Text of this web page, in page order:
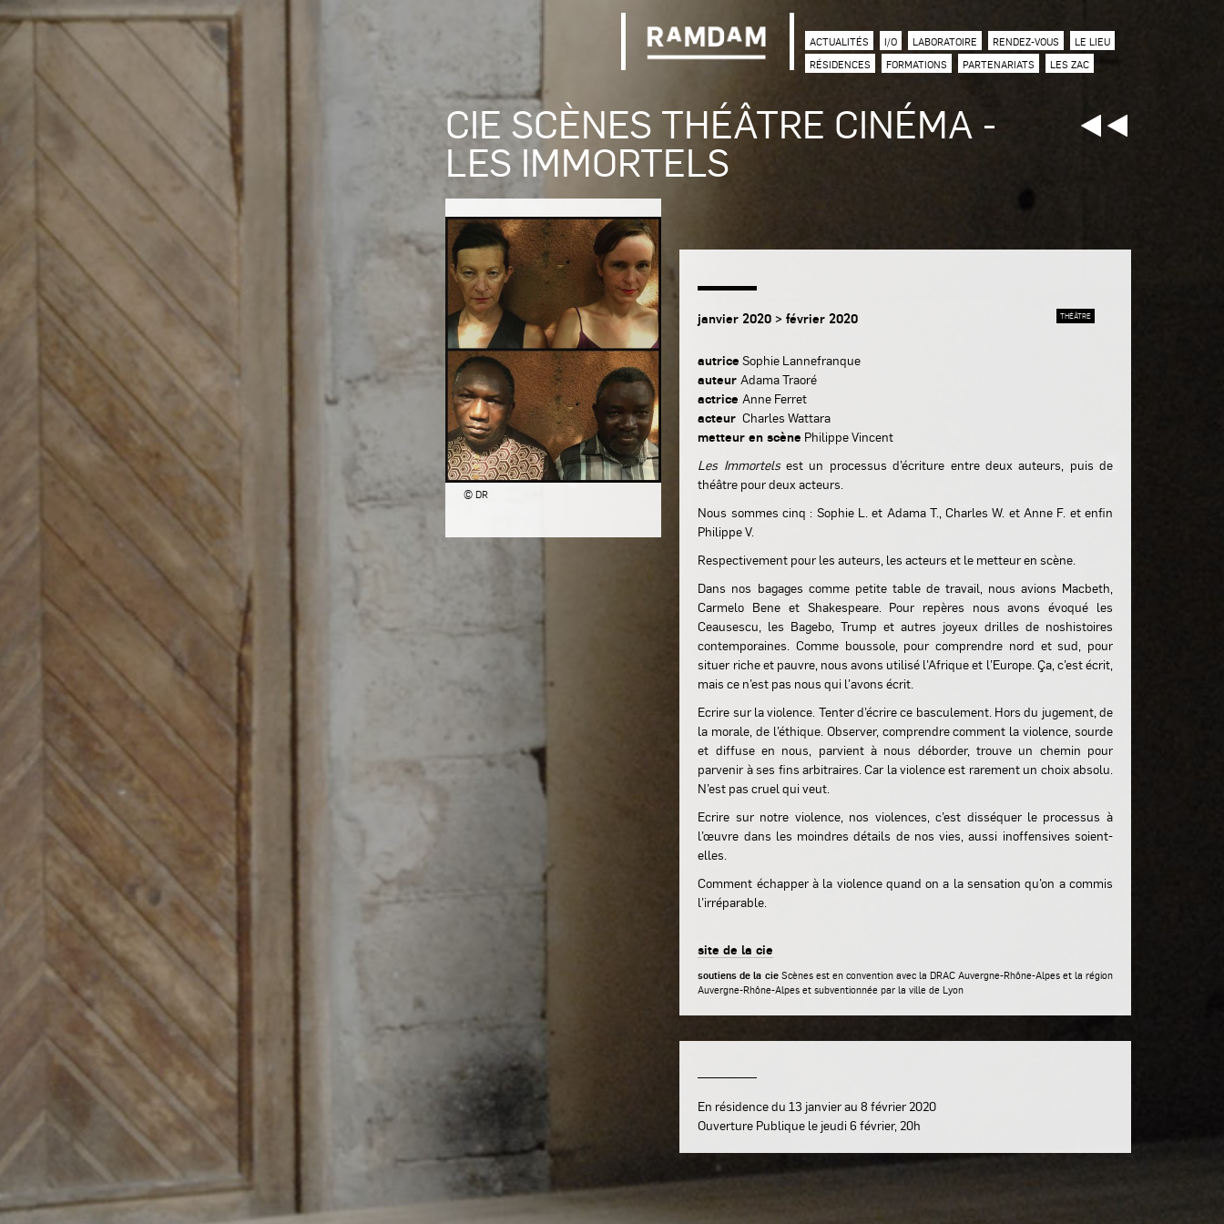
ACTUALITÉS I/O LABORATOIRE RENDEZ-VOUS
LE LIEU
RÉSIDENCES
FORMATIONS PARTENARIATS LES ZAC
CIE SCÈNES THÉÂTRE CINÉMA -
LES IMMORTELS
© DR
janvier 2020 > février 2020 THÉÂTRE
autrice Sophie Lannefranque
auteur Adama Traoré
actrice Anne Ferret
acteur Charles Wattara
metteur en scène Philippe Vincent
Les Immortelsest un processus d’écriture entre deux auteurs, puis de
théâtre pour deux acteurs.
Nous sommes cinq : Sophie L. et Adama T., Charles W. et Anne F. et enfin
Philippe V.
Respectivement pour les auteurs, les acteurs et le metteur en scène.
Dans nos bagages comme petite table de travail, nous avions Macbeth,
Carmelo Bene et Shakespeare. Pour repères nous avons évoqué les
Ceausescu, les Bagebo, Trump et autres joyeux drilles de noshistoires
contemporaines. Comme boussole, pour comprendre nord et sud, pour
situer riche et pauvre, nous avons utilisé l’Afrique et l’Europe. Ça, c’est écrit,
mais ce n’est pas nous qui l’avons écrit.
Ecrire sur la violence. Tenter d’écrire ce basculement. Hors du jugement, de
la morale, de l’éthique. Observer, comprendre comment la violence, sourde
et diffuse en nous, parvient à nous déborder, trouve un chemin pour
parvenir à ses fins arbitraires. Car la violence est rarement un choix absolu.
N’est pas cruel qui veut.
Ecrire sur notre violence, nos violences, c’est disséquer le processus à
l’œuvre dans les moindres détails de nos vies, aussi inoffensives soient-
elles.
Comment échapper à la violence quand on a la sensation qu’on a commis
l’irréparable.
site de la cie
soutiens de la cieScènes est en convention avec la DRAC Auvergne-Rhône-Alpes et la région
Auvergne-Rhône-Alpes et subventionnée par la ville de Lyon
En résidence du 13 janvier au 8 février 2020
Ouverture Publique le jeudi 6 février, 20h